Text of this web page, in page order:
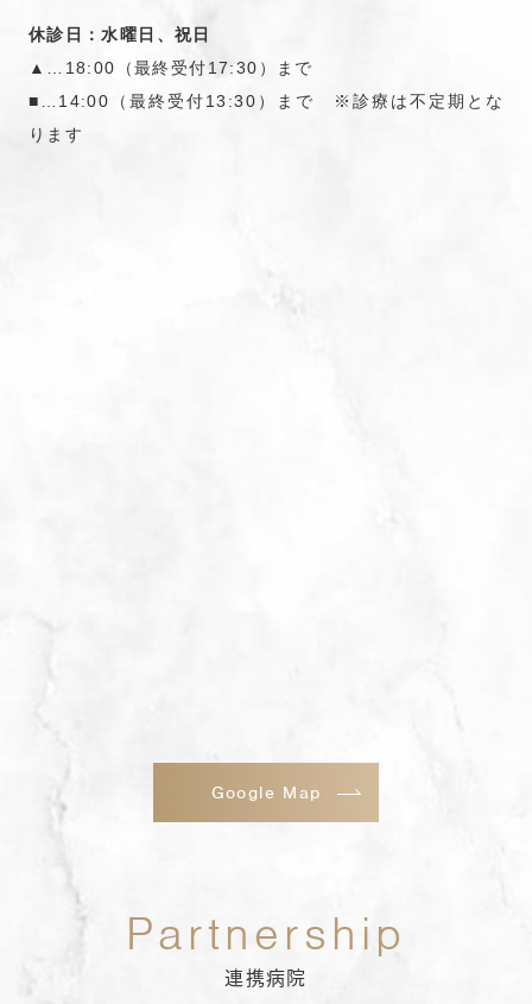
休診日：水曜日、祝日
▲…18:00（最終受付17:30）まで
■…14:00（最終受付13:30）まで ※診療は不定期とな
ります
Google Map
連携病院